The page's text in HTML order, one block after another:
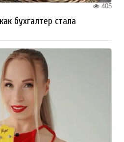
405
бухгалтер стала